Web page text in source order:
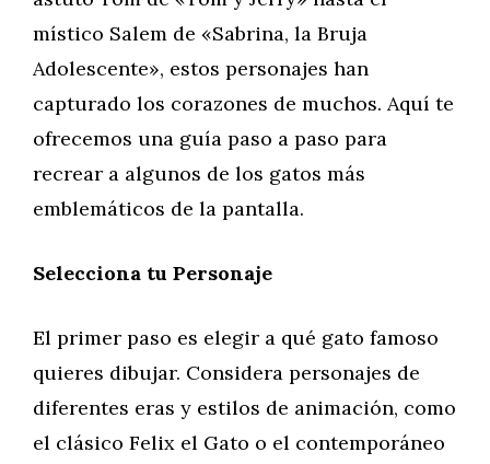
místico Salem de «Sabrina, la Bruja
Adolescente», estos personajes han
capturado los corazones de muchos. Aquí te
ofrecemos una guía paso a paso para
recrear a algunos de los gatos más
emblemáticos de la pantalla.
Selecciona tu Personaje
El primer paso es elegir a qué gato famoso
quieres dibujar. Considera personajes de
diferentes eras y estilos de animación, como
el clásico Felix el Gato o el contemporáneo